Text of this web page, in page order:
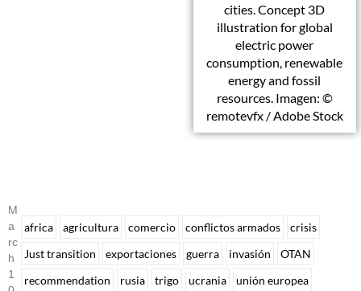
cities. Concept 3D
illustration for global
electric power
consumption, renewable
energy and fossil
resources. Imagen: ©
remotevfx / Adobe Stock
M
A
Rc
H
1
africa agricultura comercio conflictos armados
crisis
Just transition
exportaciones guerra invasión
OTAN
recommendation
rusia trigo ucrania unión europea